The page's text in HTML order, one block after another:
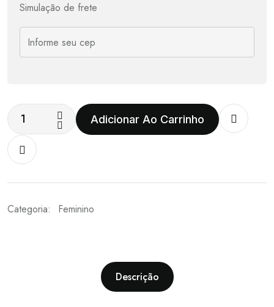
Simulação de frete
Adicionar Ao Carrinho
Categoria: Feminino
Descrição